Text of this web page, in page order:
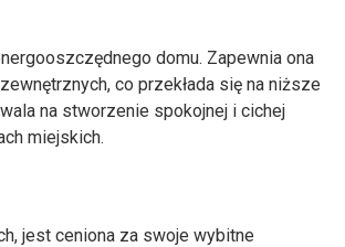
domu. Zapewnia ona
co przekłada się na niższe
na stworzenie spokojnej i cichej
miejskich.
jest ceniona za swoje wybitne